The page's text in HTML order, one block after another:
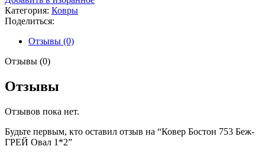
Бостон
753
Беж-
ГРЕЙ
Овал
1*2
Категория: Ковры
Поделиться:
Отзывы (0)
Отзывы (0)
Отзывы
Отзывов пока нет.
Будьте первым, кто оставил отзыв на “Ковер Бостон 753 Беж-
ГРЕЙ Овал 1*2”